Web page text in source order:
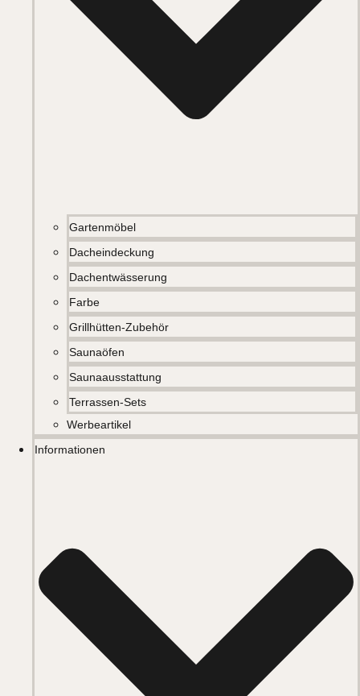
Gartenmöbel
Dacheindeckung
Dachentwässerung
Farbe
Grillhütten-Zubehör
Saunaöfen
Saunaausstattung
Terrassen-Sets
Werbeartikel
Informationen